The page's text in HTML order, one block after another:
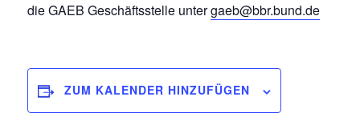
die GAEB Geschäftsstelle untergaeb@bbr.bund.de
ZUM KALENDER HINZUFÜGEN